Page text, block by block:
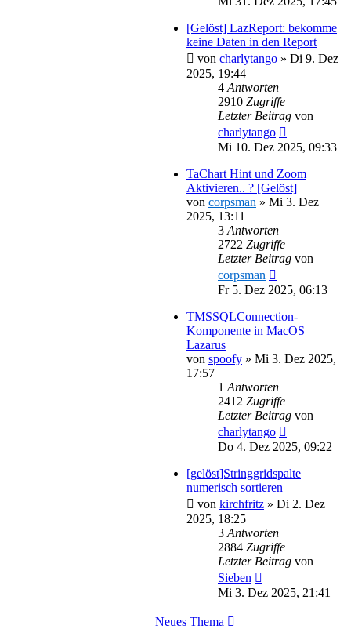
[Gelöst] LazReport: bekomme
keine Daten in den Report
von charlytango » Di 9. Dez
2025, 19:44
4 Antworten
2910 Zugriffe
Letzter Beitrag von
charlytango
Mi 10. Dez 2025, 09:33
TaChart Hint und Zoom
Aktivieren.. ? [Gelöst]
von corpsman » Mi 3. Dez
2025, 13:11
3 Antworten
2722 Zugriffe
Letzter Beitrag von
corpsman
Fr 5. Dez 2025, 06:13
TMSSQLConnection-
Komponente in MacOS
Lazarus
von spoofy » Mi 3. Dez 2025,
17:57
1 Antworten
2412 Zugriffe
Letzter Beitrag von
charlytango
Do 4. Dez 2025, 09:22
[gelöst]Stringgridspalte
numerisch sortieren
von kirchfritz » Di 2. Dez
2025, 18:25
3 Antworten
2884 Zugriffe
Letzter Beitrag von
Sieben
Mi 3. Dez 2025, 21:41
Neues Thema